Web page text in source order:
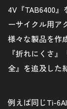
4V『TAB6400
ーサイクル用ア
様々な製品を作
『折れにくさ
全』を追及した
例えば同じTi-